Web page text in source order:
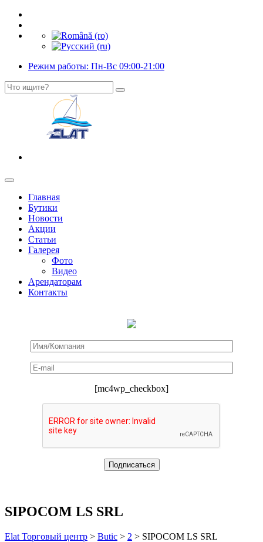
Режим работы: Пн-Вс 09:00-21:00
Главная
Бутики
Новости
Акции
Статьи
Галерея
Фото
Видео
Арендаторам
Контакты
[mc4wp_checkbox]
SIPOCOM LS SRL
Elat Торговый центр > Butic > 2 > SIPOCOM LS SRL